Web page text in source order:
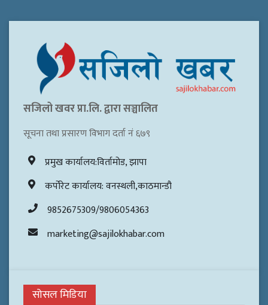
सजिलो खवर प्रा.लि. द्वारा सञ्चालित
सूचना तथा प्रसारण विभाग दर्ता नं ६७९
प्रमुख कार्यालय:विर्तामोड, झापा
कर्पोरेट कार्यालय: वनस्थली,काठमान्डौ
9852675309/9806054363
marketing@sajilokhabar.com
सोसल मिडिया